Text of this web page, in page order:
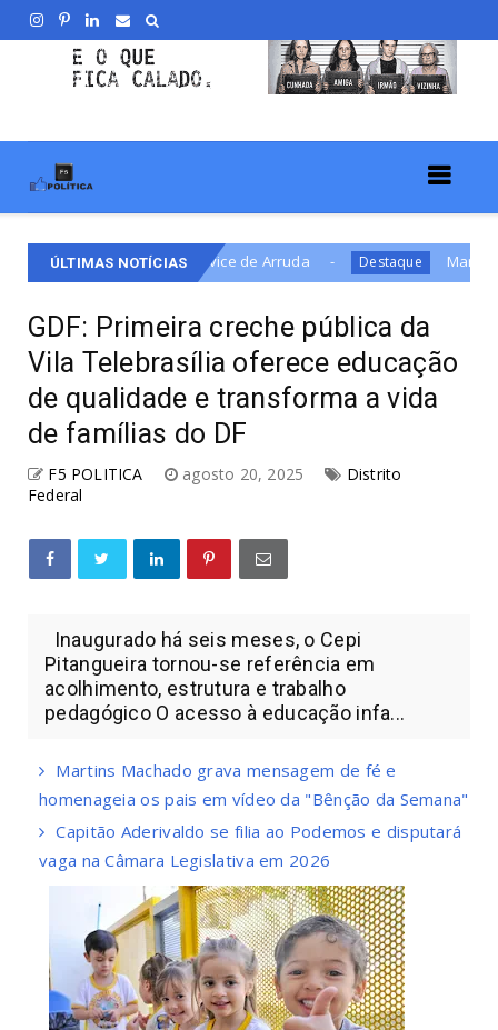
ÚLTIMAS NOTÍCIAS
de Arruda Destaque Martins Machado grava mensagem
GDF: Primeira creche pública da
Vila Telebrasília oferece educação
de qualidade e transforma a vida
de famílias do DF
F5 POLITICA agosto 20, 2025
Distrito
Federal
Inaugurado há seis meses, o Cepi
Pitangueira tornou-se referência em
acolhimento, estrutura e trabalho
pedagógico O acesso à educação infa...
Martins Machado grava mensagem de fé e
homenageia os pais em vídeo da "Bênção da Semana"
Capitão Aderivaldo se filia ao Podemos e disputará
vaga na Câmara Legislativa em 2026